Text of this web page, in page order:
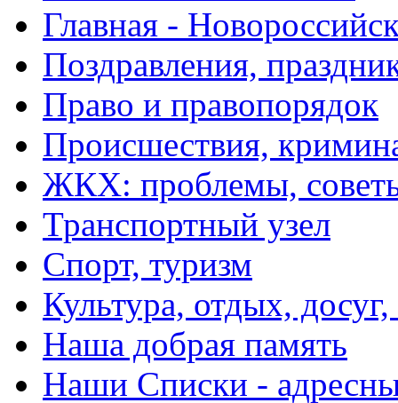
Главная -
Поздравления,
Право и правопорядок
Происшествия,
ЖКХ: проблемы,
Транспортный узел
Спорт, туризм
Культура, отдых,
Наша добрая память
Наши Списки -